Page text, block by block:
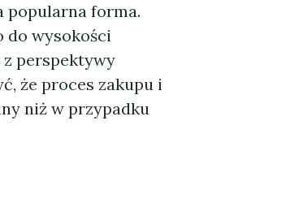
popularna forma.
do wysokości
perspektywy
że proces zakupu i
niż w przypadku